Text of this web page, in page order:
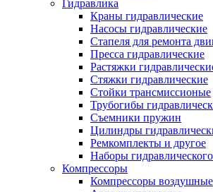
Гидравлика
Краны гидравлические
Насосы гидравлические
Стапеля для ремонта
Пресса гидравлические
Растяжки
Стяжки гидравлические
Стойки трансмиссионые
Трубогибы
Съемники пружин
Цилиндры
Ремкомплекты и другое
Наборы
Компрессоры
Компрессоры воздушные